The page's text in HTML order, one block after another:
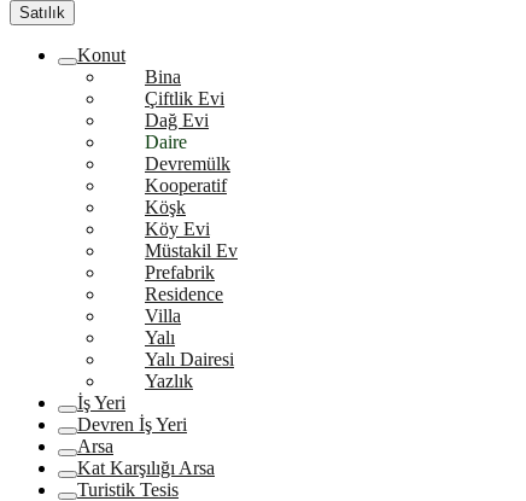
Satılık
Konut
Bina
Çiftlik Evi
Dağ Evi
Daire
Devremülk
Kooperatif
Köşk
Köy Evi
Müstakil Ev
Prefabrik
Residence
Villa
Yalı
Yalı Dairesi
Yazlık
İş Yeri
Devren İş Yeri
Arsa
Kat Karşılığı Arsa
Turistik Tesis